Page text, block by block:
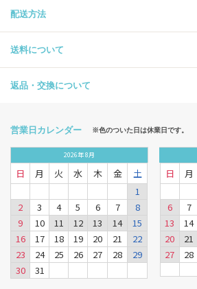
配送方法
送料について
返品・交換について
営業日カレンダー ※色のついた日は休業日です。
2026年8月
日 月 火 水 木 金
土
1
2
3 4 5 6 7
8
9
10 11 12 13 14
15
16
17 18 19 20 21
22
23
24 25 26 27 28
29
30
31
日 月
6
7
13
14
20
21
27
28